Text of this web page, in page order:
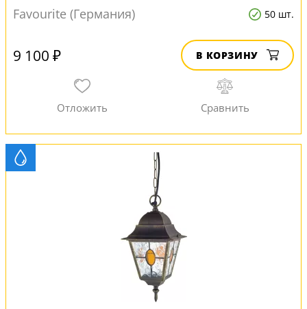
Favourite (Германия) 50 шт.
9 100 ₽ В КОРЗИНУ